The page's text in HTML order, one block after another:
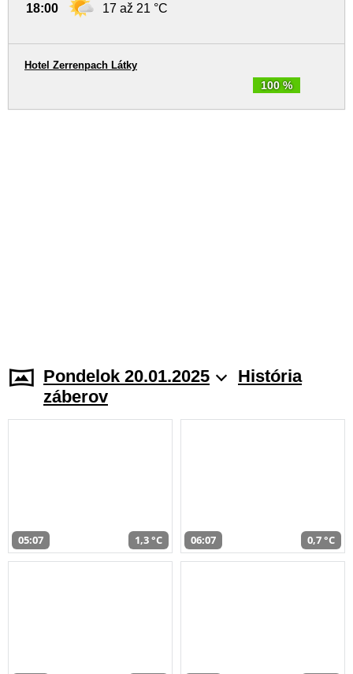
18:00 17 až 21 °C
100 %
Hotel Zerrenpach Látky
Pondelok 20.01.2025
História
záberov
05:07 1,3 °C 06:07 0,7 °C